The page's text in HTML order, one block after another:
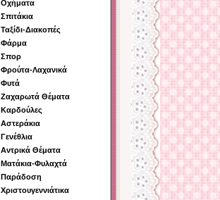
Οχήματα
Σπιτάκια
Ταξίδι-Διακοπές
Φάρμα
Σπορ
Φρούτα-Λαχανικά
Φυτά
Ζαχαρωτά Θέματα
Καρδούλες
Αστεράκια
Γενέθλια
Αντρικά Θέματα
Ματάκια-Φυλαχτά
Παράδοση
Χριστουγεννιάτικα